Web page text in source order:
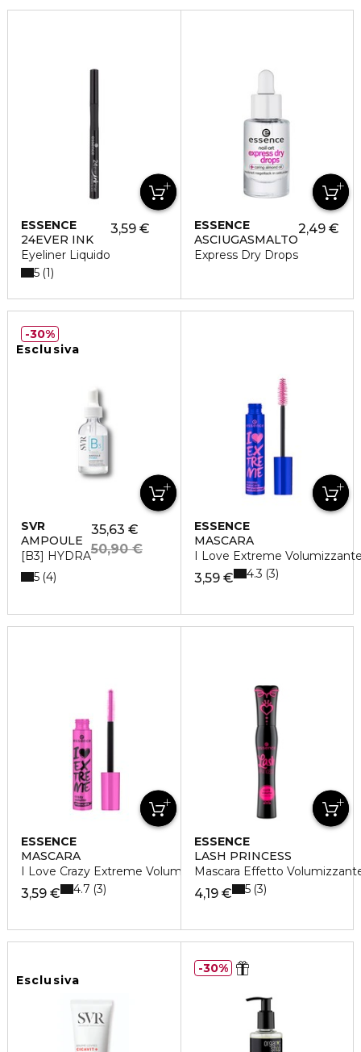
ESSENCE
24EVER INK
Eyeliner Liquido
3,59 €
5 1
ESSENCE
ASCIUGASMALTO
Express Dry Drops
2,49 €
Esclusiva
SVR
AMPOULE
[B3] HYDRA
35,63 €
50,90 €
5 4
30%
ESSENCE
MASCARA
I Love Extreme
3,59 € 4.3 3
ESSENCE
MASCARA
I Love Crazy Extreme Volumizzante
3,59 € 4.7 3
ESSENCE
LASH PRINCESS
Mascara Effetto
4,19 € 5 3
Esclusiva
30%